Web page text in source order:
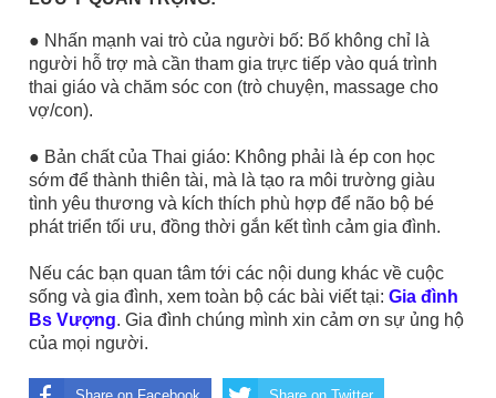
● Nhấn mạnh vai trò của người bố: Bố không chỉ là
người hỗ trợ mà cần tham gia trực tiếp vào quá trình
thai giáo và chăm sóc con (trò chuyện, massage cho
vợ/con).
● Bản chất của Thai giáo: Không phải là ép con học
sớm để thành thiên tài, mà là tạo ra môi trường giàu
tình yêu thương và kích thích phù hợp để não bộ bé
phát triển tối ưu, đồng thời gắn kết tình cảm gia đình.
Nếu các bạn quan tâm tới các nội dung khác về cuộc
sống và gia đình, xem toàn bộ các bài viết tại: Gia đình
Bs Vượng. Gia đình chúng mình xin cảm ơn sự ủng hộ
của mọi người.